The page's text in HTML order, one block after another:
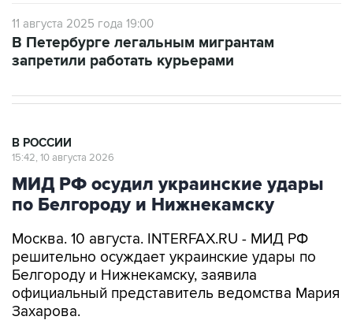
11 августа 2025 года 19:00
В Петербурге легальным мигрантам
запретили работать курьерами
В РОССИИ
15:42, 10 августа 2026
МИД РФ осудил украинские удары
по Белгороду и Нижнекамску
Москва. 10 августа. INTERFAX.RU - МИД РФ
решительно осуждает украинские удары по
Белгороду и Нижнекамску, заявила
официальный представитель ведомства Мария
Захарова.